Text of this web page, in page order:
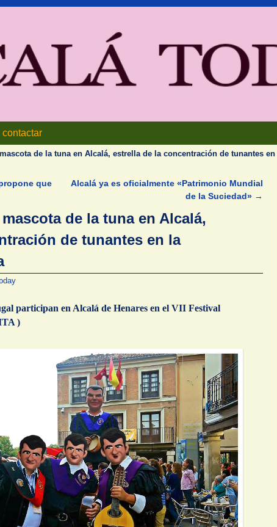
contactar
de la tuna en Alcalá, estrella de la concentración de tunantes en
que
Alcalá ya es oficialmente «Patrimonio Mundial
de la Suciedad» →
de la tuna en Alcalá,
de tunantes en la
participan en Alcalá de Henares en el VII Festival
)